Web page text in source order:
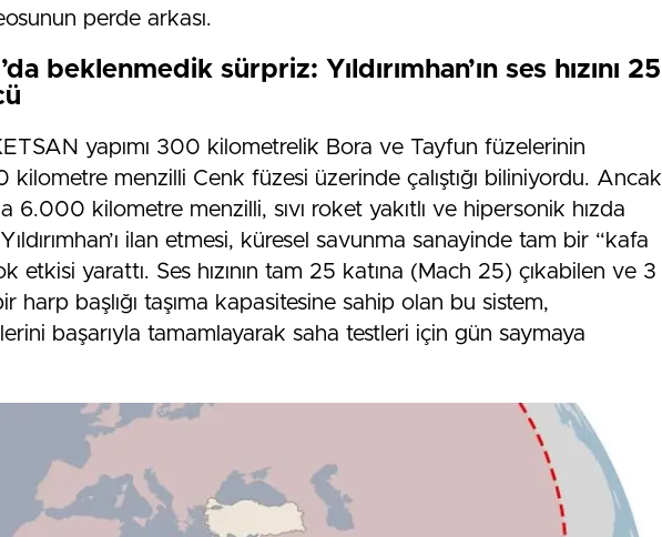
perde arkası.
beklenmedik sürpriz: Yıldırımhan’ın ses hızını 25
yapımı 300 kilometrelik Bora ve Tayfun füzelerinin
kilometre menzilli Cenk füzesi üzerinde çalıştığı biliniyordu. Ancak
6.000 kilometre menzilli, sıvı roket yakıtlı ve hipersonik hızda
ilan etmesi, küresel savunma sanayinde tam bir “kafa
etkisi yarattı. Ses hızının tam 25 katına (Mach 25) çıkabilen ve 3
harp başlığı taşıma kapasitesine sahip olan bu sistem,
başarıyla tamamlayarak saha testleri için gün saymaya